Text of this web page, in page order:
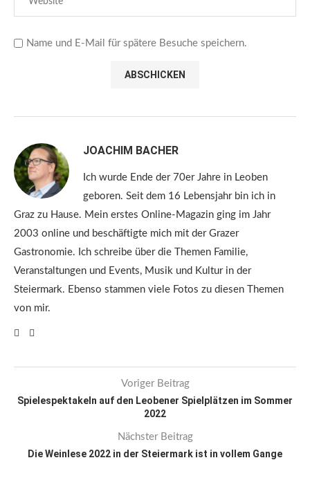
Name und E-Mail für spätere Besuche speichern.
JOACHIM BACHER
Ich wurde Ende der 70er Jahre in Leoben
geboren. Seit dem 16 Lebensjahr bin ich in
Graz zu Hause. Mein erstes Online-Magazin ging im Jahr
2003 online und beschäftigte mich mit der Grazer
Gastronomie. Ich schreibe über die Themen Familie,
Veranstaltungen und Events, Musik und Kultur in der
Steiermark. Ebenso stammen viele Fotos zu diesen Themen
von mir.
Voriger Beitrag
Spielespektakeln auf den Leobener Spielplätzen im Sommer
2022
Nächster Beitrag
Die Weinlese 2022 in der Steiermark ist in vollem Gange